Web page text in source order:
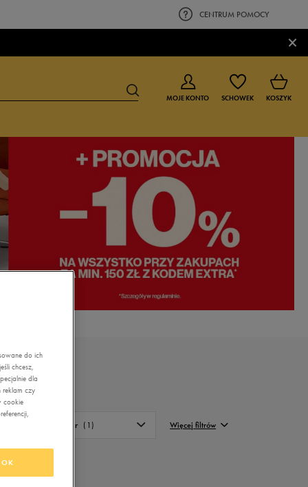
CENTRUM POMOCY
×
BUTY DLA CHŁOPCA BUTY DLA DZIEWCZYNKI
0-4 lat
4-8 lat
9-16 lat
MOJE KONTO SCHOWEK KOSZYK
Kolor (1) Więcej filtrów
do ich
chcesz,
dla
reklam czy
cookie
OK